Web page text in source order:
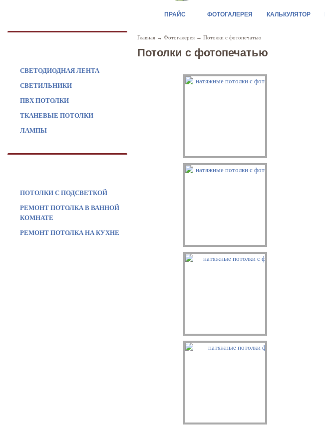
ПРАЙС ФОТОГАЛЕРЕЯ КАЛЬКУЛЯТОР
СВЕТОДИОДНАЯ ЛЕНТА
СВЕТИЛЬНИКИ
ПВХ ПОТОЛКИ
ТКАНЕВЫЕ ПОТОЛКИ
ЛАМПЫ
ПОТОЛКИ С ПОДСВЕТКОЙ
РЕМОНТ ПОТОЛКА В ВАННОЙ
КОМНАТЕ
РЕМОНТ ПОТОЛКА НА КУХНЕ
Главная → Фотогалерея → Потолки с фотопечатью
Потолки с фотопечатью